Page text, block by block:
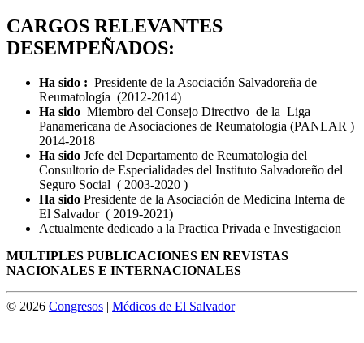
CARGOS RELEVANTES
DESEMPEÑADOS:
Ha sido : Presidente de la Asociación Salvadoreña de
Reumatología (2012-2014)
Ha sido Miembro del Consejo Directivo de la Liga
Panamericana de Asociaciones de Reumatologia (PANLAR )
2014-2018
Ha sido Jefe del Departamento de Reumatologia del
Consultorio de Especialidades del Instituto Salvadoreño del
Seguro Social ( 2003-2020 )
Ha sido Presidente de la Asociación de Medicina Interna de
El Salvador ( 2019-2021)
Actualmente dedicado a la Practica Privada e Investigacion
MULTIPLES PUBLICACIONES EN REVISTAS
NACIONALES E INTERNACIONALES
© 2026 Congresos | Médicos de El Salvador